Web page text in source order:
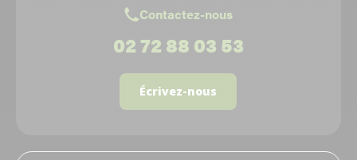
Contactez-nous
02 72 88 03 53
Écrivez-nous